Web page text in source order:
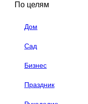
По целям
Дом
Сад
Бизнес
Праздник